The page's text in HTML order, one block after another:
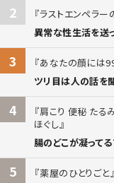
2
ラストエンペラー
異常な性生活を送
3
あなたの顔には
ツリ目は人の話を
4
肩こり 便秘 たる
ほぐし
腸のどこが凝って
5
薬屋のひとりごと